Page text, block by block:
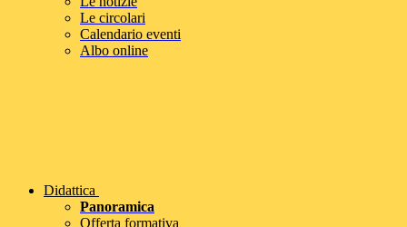
Le circolari
Calendario eventi
Albo online
Didattica
Panoramica
Offerta formativa